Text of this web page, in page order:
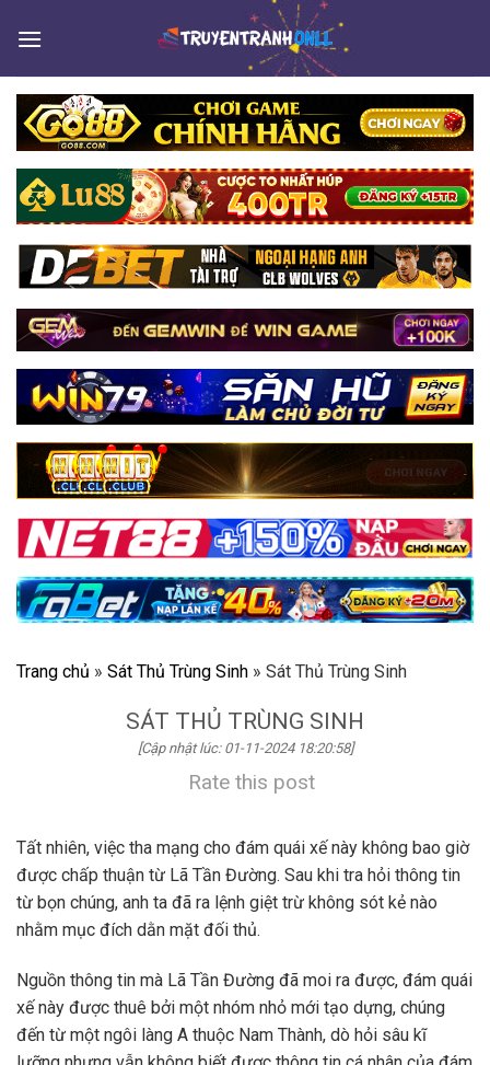
Trang chủ » Sát Thủ Trùng Sinh » Sát Thủ Trùng Sinh
SÁT THỦ TRÙNG SINH
[Cập nhật lúc: 01-11-2024 18:20:58]
Rate this post
Tất nhiên, việc tha mạng cho đám quái xế này không bao giờ
được chấp thuận từ Lã Tần Đường. Sau khi tra hỏi thông tin
từ bọn chúng, anh ta đã ra lệnh giệt trừ không sót kẻ nào
nhằm mục đích dằn mặt đối thủ.
Nguồn thông tin mà Lã Tần Đường đã moi ra được, đám quái
xế này được thuê bởi một nhóm nhỏ mới tạo dựng, chúng
đến từ một ngôi làng A thuộc Nam Thành, dò hỏi sâu kĩ